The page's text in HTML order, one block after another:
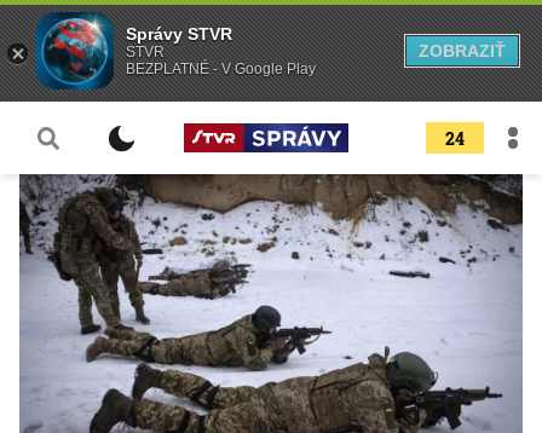
24
Správy STVR
STVR
BEZPLATNÉ - V Google Play
ZOBRAZIŤ